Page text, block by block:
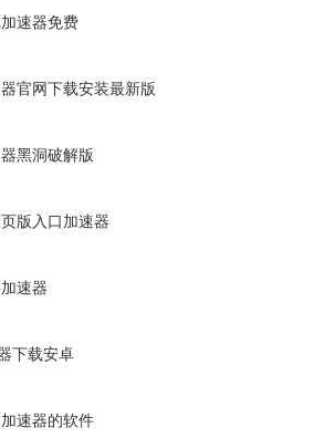
速器免费
官网下载安装最新版
黑洞破解版
版入口加速器
速器
下载安卓
速器的软件